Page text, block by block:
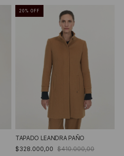
20 % OFF
TAPADO LEANDRA PAÑO
$328.000,00 $410.000,00